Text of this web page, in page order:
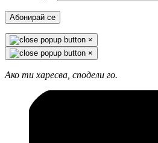
Абонирай се
×
×
Ако ти харесва, сподели го.